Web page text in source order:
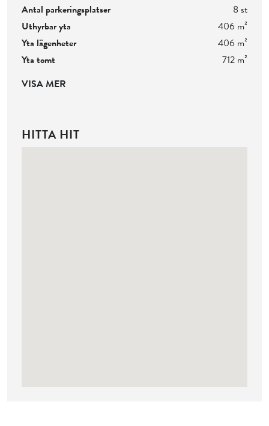
Antal parkeringsplatser
8 st
Uthyrbar yta
406 m²
Yta lägenheter
406 m²
Yta tomt
712 m²
VISA MER
HITTA HIT